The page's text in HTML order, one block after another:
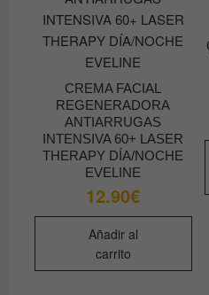
CREMA FACIAL
REGENERADORA
ANTIARRUGAS
INTENSIVA 60+ LASER
THERAPY DÍA/NOCHE
EVELINE
12.90€
Añadir al
carrito